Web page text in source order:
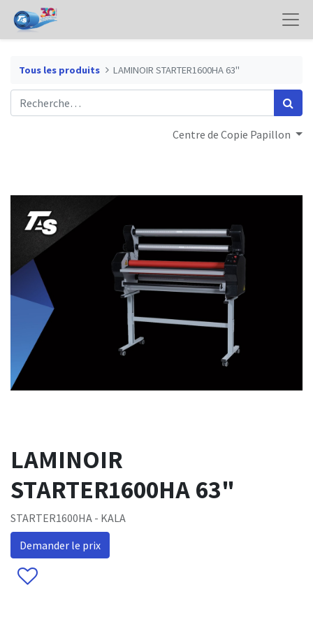
Tous les produits LAMINOIR STARTER1600HA 63"
Centre de Copie Papillon
LAMINOIR
STARTER1600HA 63"
STARTER1600HA - KALA
Demander le prix